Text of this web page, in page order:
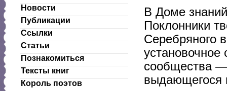
Новости
Публикации
Ссылки
Статьи
Познакомиться
Тексты книг
Король поэтов
В Доме
Поклонники
Серебряного
установочное
сообщества —
выдающегося